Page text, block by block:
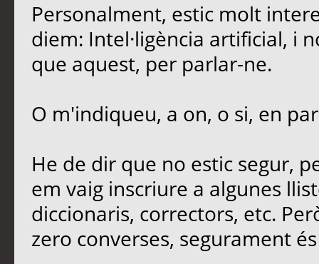
Personalment, estic molt
diem: Intel·ligència artificial, i
que aquest, per parlar-ne.
O m'indiqueu, a on, o si, en
He de dir que no estic segur,
em vaig inscriure a algunes
diccionaris, correctors, etc.
zero converses, segurament